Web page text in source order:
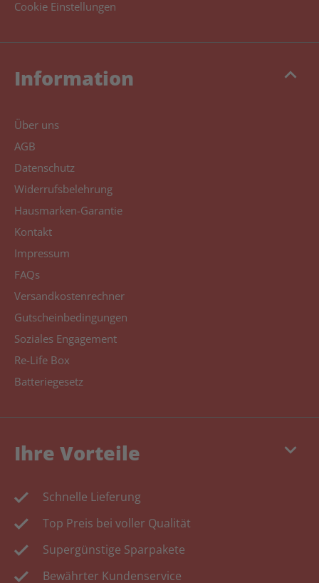
Cookie Einstellungen
keyboard_arrow_up
Information
Über uns
AGB
Datenschutz
Widerrufsbelehrung
Hausmarken-Garantie
Kontakt
Impressum
FAQs
Versandkostenrechner
Gutscheinbedingungen
Soziales Engagement
Re-Life Box
Batteriegesetz
keyboard_arrow_down
Ihre Vorteile
Schnelle Lieferung
Top Preis bei voller Qualität
Supergünstige Sparpakete
Bewährter Kundenservice